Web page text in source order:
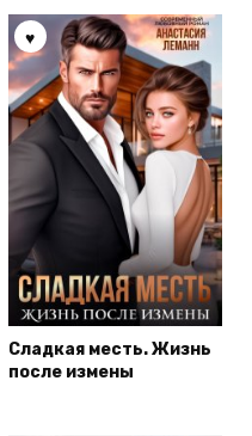
Сладкая месть. Жизнь
после измены